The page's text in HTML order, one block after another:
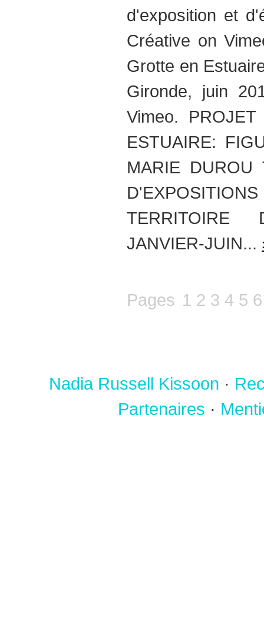
d'exposition et
Créative on
Grotte en
Gironde, juin
Vimeo.
ESTUAIRE:
MARIE DUROU
TERRITOIRE
JANVIER-JUIN...
Pages 1 2 3 4 5 6
Nadia Russell Kissoon ·
Partenaires ·